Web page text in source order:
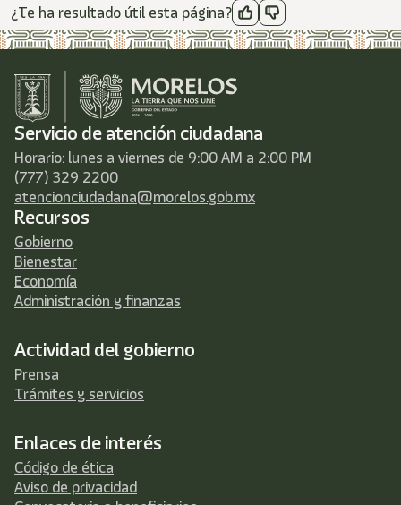
¿Te ha resultado útil esta página?
Servicio de atención ciudadana
Horario: lunes a viernes de 9:00 AM a 2:00 PM
(777) 329 2200
atencionciudadana@morelos.gob.mx
Recursos
Gobierno
Bienestar
Economía
Administración y finanzas
Actividad del gobierno
Prensa
Trámites y servicios
Enlaces de interés
Código de ética
Aviso de privacidad